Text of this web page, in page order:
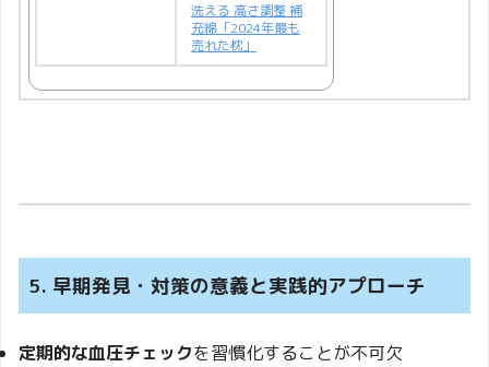
洗える 高さ調整 補
充綿「2024年最も
売れた枕」
5. 早期発見・対策の意義と実践的アプローチ
定期的な血圧チェックを習慣化することが不可欠